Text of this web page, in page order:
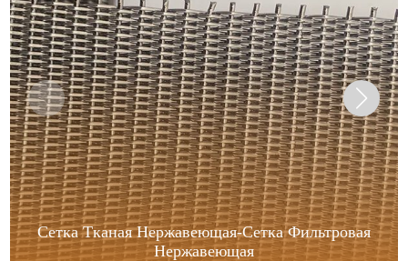
Сетка Тканая Нержавеющая-Сетка Фильтровая
Нержавеющая